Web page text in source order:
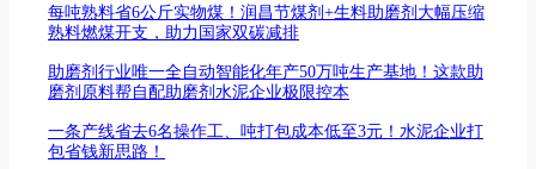
每吨熟料省6公斤实物煤！润昌节煤剂+生料助磨剂大幅压缩
熟料燃煤开支，助力国家双碳减排
助磨剂行业唯一全自动智能化年产50万吨生产基地！这款助
磨剂原料帮自配助磨剂水泥企业极限控本
一条产线省去6名操作工、吨打包成本低至3元！水泥企业打
包省钱新思路！